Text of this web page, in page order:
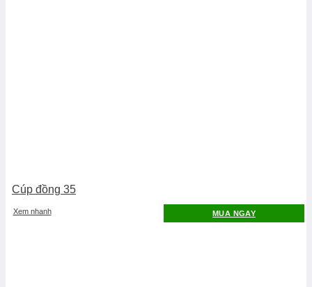
Cúp đồng 35
MUA NGAY
Xem nhanh